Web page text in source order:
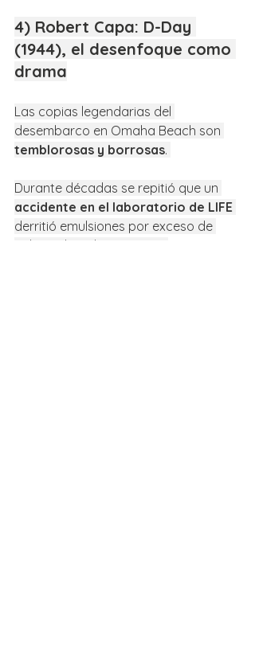
4) Robert Capa: D-Day
(1944), el desenfoque como
drama
Las copias legendarias del
desembarco en Omaha Beach son
temblorosas y borrosas.
Durante décadas se repitió que un
accidente en el laboratorio de LIFE
derritió emulsiones por exceso de
calor, salvando apenas 11